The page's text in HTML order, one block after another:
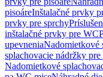
pisoáreInštalačné prvky
prvky pre sprchy
inštalačné prvky pre WC
upevneniaNadomietkové
splachovacie nádržky
Nadomietkové